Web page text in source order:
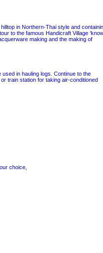
in Northern-Thai style and
to the famous Handicraft Village
making and the making of
in hauling logs. Continue to the
train station for taking air-conditioned
choice,